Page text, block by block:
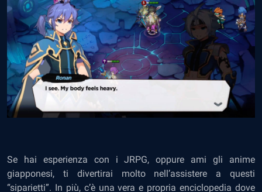
Se hai esperienza con i JRPG, oppure ami gli anime
giapponesi, ti divertirai molto nell’assistere a questi
“siparietti”. In più, c’è una vera e propria enciclopedia dove